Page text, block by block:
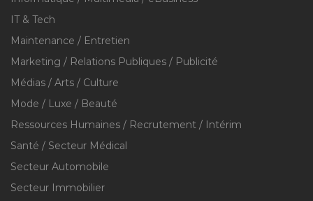
IT & Tech
Maintenance / Entretien
Marketing / Relations Publiques / Publicité
Médias / Arts / Culture
Mode / Luxe / Beauté
Ressources Humaines / Recrutement / Intérim
Santé / Secteur Médical
Secteur Automobile
Secteur Immobilier